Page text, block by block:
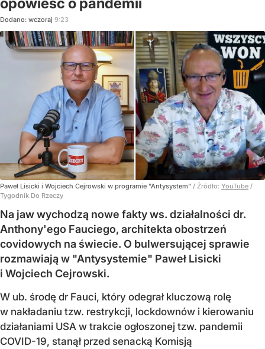
Dodano: wczoraj 9:23
Paweł Lisicki i Wojciech Cejrowski w programie "Antysystem" / Źródło: YouTube /
Tygodnik Do Rzeczy
Na jaw wychodzą nowe fakty ws. działalności dr.
Anthony'ego Fauciego, architekta obostrzeń
covidowych na świecie. O bulwersującej sprawie
rozmawiają w "Antysystemie" Paweł Lisicki
i Wojciech Cejrowski.
W ub. środę dr Fauci, który odegrał kluczową rolę
w nakładaniu tzw. restrykcji, lockdownów i kierowaniu
działaniami USA w trakcie ogłoszonej tzw. pandemii
COVID-19, stanął przed senacką Komisją